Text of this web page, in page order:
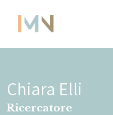
Chiara Elli
Ricercatore